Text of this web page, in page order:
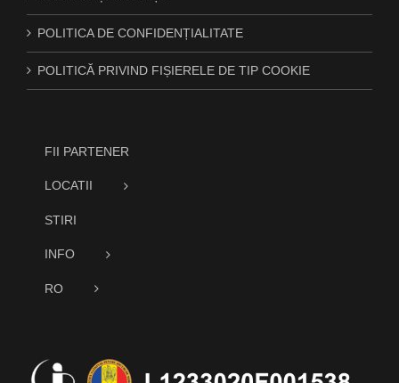
POLITICA DE CONFIDENȚIALITATE
POLITICĂ PRIVIND FIȘIERELE DE TIP COOKIE
FII PARTENER
LOCATII
STIRI
INFO
RO